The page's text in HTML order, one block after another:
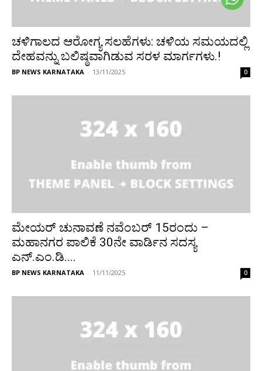
ಚಳಿಗಾಲದ ಆರೋಗ್ಯ ಸಲಹೆಗಳು: ಚಳಿಯ ಸಮಯದಲ್ಲಿ
ದೇಹವನ್ನು ಬಲಿಷ್ಠವಾಗಿಡುವ ಸರಳ ಮಾರ್ಗಗಳು.!
BP NEWS KARNATAKA - 13/11/2025 0
ಮೇಯರ್ ಚುನಾವಣೆ ನವೆಂಬರ್ 15ರಂದು –
ಮಹಾನಗರ ಪಾಲಿಕೆ 30ನೇ ವಾರ್ಡಿನ ಸದಸ್ಯ
ಎನ್.ಎಂ.ಡಿ....
BP NEWS KARNATAKA - 11/11/2025 0